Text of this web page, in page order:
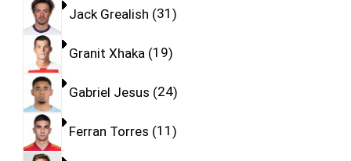
Jack Grealish 31
Granit Xhaka 19
Gabriel Jesus 24
Ferran Torres 11